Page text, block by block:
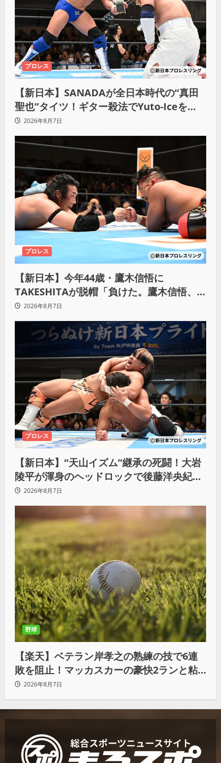
プロレス
【新日本】SANADAが全日本時代の“真田
聖也”タイツ！ギター殺法でYuto-Iceを
KO「俺と闘う時は考えろ。感じるな」
2026年8月7日
プロレス
【新日本】今年44歳・鷹木信悟に
TAKESHITAが脱帽「負けた。鷹木信悟、
強いわ！」
2026年8月7日
プロレス
【新日本】“天山イズム”継承の死闘！大岩
陵平が渾身のヘッドロックで後藤洋央紀か
らタップ奪取 執念の「リベンジ＆4勝目」
2026年8月7日
野球
【楽天】ベテラン岸孝之の熟練の技で6連
敗を阻止！マッカスカーの豪快2ランと粘
りの継投でオリックスを破る
2026年8月7日